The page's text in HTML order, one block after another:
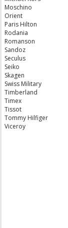
Moschino
Orient
Paris Hilton
Rodania
Romanson
Sandoz
Seculus
Seiko
Skagen
Swiss Military
Timberland
Timex
Tissot
Tommy Hilfiger
Viceroy